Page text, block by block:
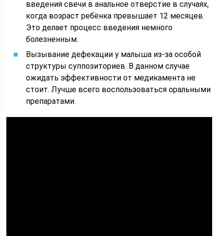
введения свечи в анальное отверстие в случаях,
когда возраст ребёнка превышает 12 месяцев.
Это делает процесс введения немного
болезненным.
Вызывание дефекации у малыша из-за особой
структуры суппозиториев. В данном случае
ожидать эффективности от медикамента не
стоит. Лучше всего воспользоваться оральными
препаратами.